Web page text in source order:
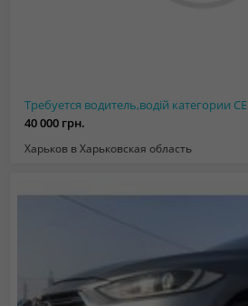
Требуется водитель,водій категории СЕ
40 000 грн.
Харьков в Харьковская область